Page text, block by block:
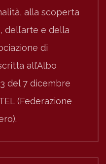
alla scoperta
e della
di
all’Albo
del 7 dicembre
(Federazione